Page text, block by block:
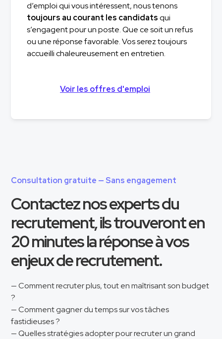
d’emploi qui vous intéressent, nous tenons
toujours au courant les candidatsqui
s’engagent pour un poste. Que ce soit un refus
ou une réponse favorable. Vos serez toujours
accueilli chaleureusement en entretien.
Voir les offres d'emploi
Consultation gratuite — Sans engagement
Contactez nos experts du
recrutement, ils trouveront en
20 minutes la réponse à vos
enjeux de recrutement.
— Comment recruter plus, tout en maîtrisant son budget
?
— Comment gagner du temps sur vos tâches
fastidieuses ?
— Quelles stratégies adopter pour recruter un grand